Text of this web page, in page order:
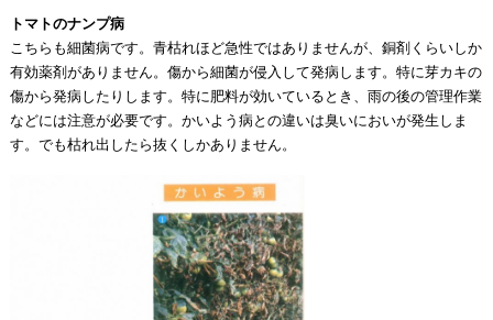
トマトのナンプ病
こちらも細菌病です。青枯れほど急性ではありませんが、銅剤くらいしか
有効薬剤がありません。傷から細菌が侵入して発病します。特に芽カキの
傷から発病したりします。特に肥料が効いているとき、雨の後の管理作業
などには注意が必要です。かいよう病との違いは臭いにおいが発生しま
す。でも枯れ出したら抜くしかありません。